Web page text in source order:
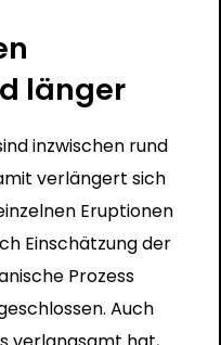
länger
inzwischen rund
verlängert sich
Eruptionen
Einschätzung der
Prozess
Auch